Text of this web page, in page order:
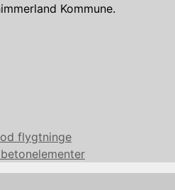
Kommune.
flygtninge